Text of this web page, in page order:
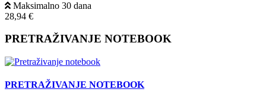
Maksimalno 30 dana
28,94 €
PRETRAŽIVANJE NOTEBOOK
PRETRAŽIVANJE NOTEBOOK